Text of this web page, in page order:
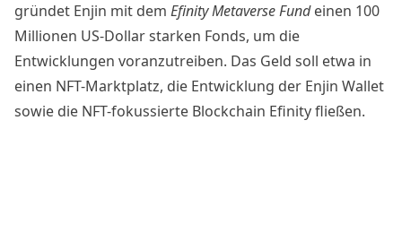
gründet Enjin mit dem Efinity Metaverse Fundeinen 100
Millionen US-Dollar starken Fonds, um die
Entwicklungen voranzutreiben. Das Geld soll etwa in
einen NFT-Marktplatz, die Entwicklung der Enjin Wallet
sowie die NFT-fokussierte Blockchain Efinity fließen.